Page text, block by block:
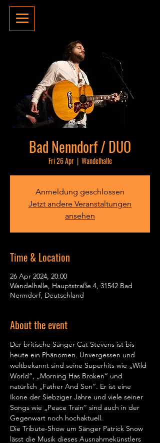
Bad Nenndorf / DUO
Fri 26 Apr
  |
Wandelhalle
Anmeldung geschlossen
Jetzt andere Veranstaltungen
ansehen
Time & Location
26 Apr 2024, 20:00
Wandelhalle, Hauptstraße 4, 31542 Bad
Nenndorf, Deutschland
About the event
Der britische Sänger Cat Stevens ist bis
heute ein Phänomen. Unvergessen und
weltbekannt sind seine Superhits wie „Wild
World“, „Morning Has Broken“ und
natürlich „Father And Son“. Er ist eine
Ikone der Siebziger Jahre und viele seiner
Songs wie „Peace Train“ sind auch in der
Gegenwart noch hochaktuell.
Die Tribute-Show um Sänger Patrick Snow
lässt die Musik dieses Ausnahmekünstlers